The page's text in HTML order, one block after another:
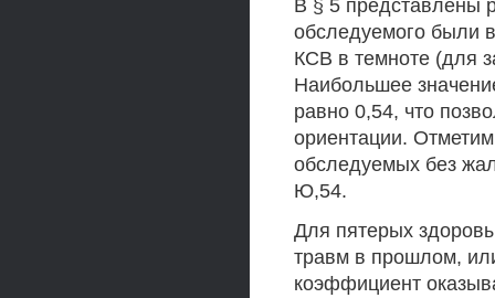
В § 5 представлены
обследуемого
КСВ в темноте (для
Наибольшее
равно 0,54, что
ориентации.
обследуемых без
Ю,54.
Для пятерых
травм в прошлом,
коэффициент